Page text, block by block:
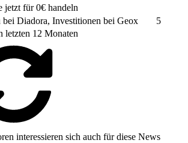
jetzt für 0€ handeln
bei Diadora, Investitionen bei Geox
5
letzten 12 Monaten
interessieren sich auch für diese News